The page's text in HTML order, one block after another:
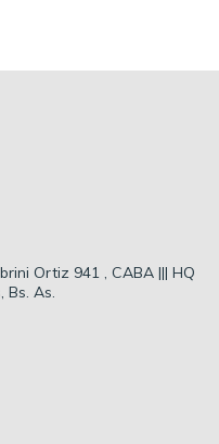
Ortiz 941 , CABA ||| HQ
As.